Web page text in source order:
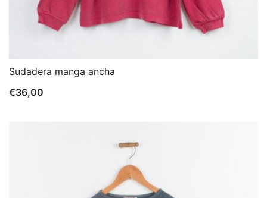
Sudadera manga ancha
€36,00